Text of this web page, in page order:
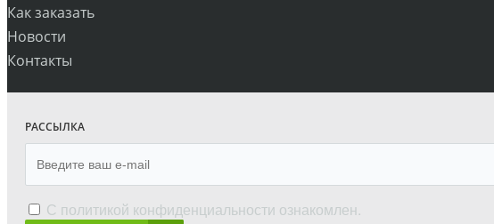
Как заказать
Новости
Контакты
РАССЫЛКА
С политикой конфиденциальности ознакомлен.